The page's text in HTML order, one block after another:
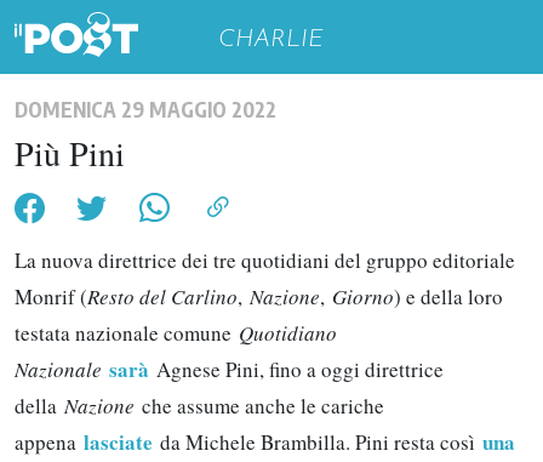
CHARLIE
DOMENICA 29 MAGGIO 2022
Più Pini
La nuova direttrice dei tre quotidiani del gruppo editoriale
Monrif (Resto del Carlino, Nazione, Giorno) e della loro
testata nazionale comune Quotidiano
Nazionale sarà Agnese Pini, fino a oggi direttrice
della Nazione che assume anche le cariche
appena lasciate da Michele Brambilla. Pini resta così una